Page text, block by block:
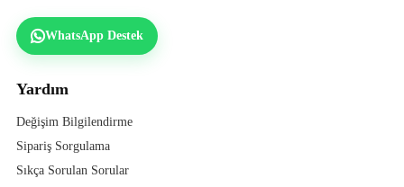
WhatsApp Destek
Yardım
Değişim Bilgilendirme
Sipariş Sorgulama
Sıkça Sorulan Sorular